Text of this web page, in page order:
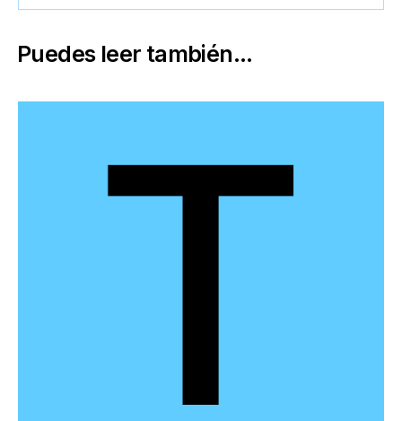
Puedes leer también...